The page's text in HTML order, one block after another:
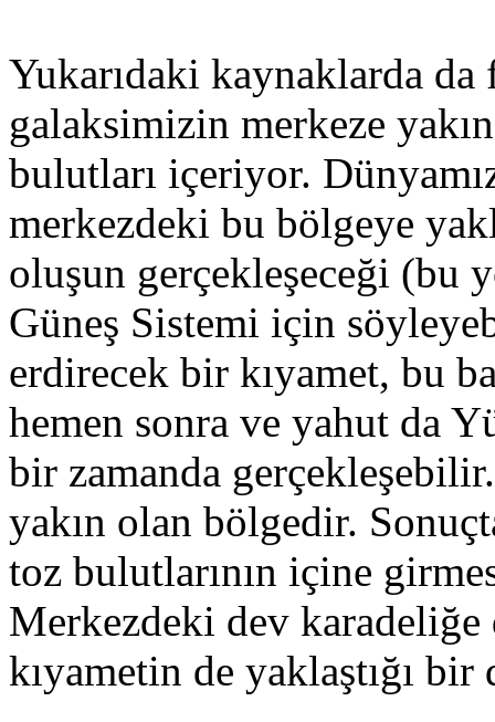
Yukarıdaki kaynaklarda
galaksimizin merkeze
bulutları içeriyor.
merkezdeki bu bölgeye
oluşun gerçekleşeceği (bu
Güneş Sistemi için
erdirecek bir kıyamet, bu
hemen sonra ve yahut da
bir zamanda
yakın olan bölgedir.
toz bulutlarının içine
Merkezdeki dev karadeliğe
kıyametin de yaklaştığı